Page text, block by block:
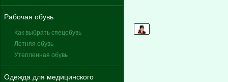
Рабочая обувь
Как выбрать спецобувь
Летняя обувь
Утепленная обувь
Одежда для медицинского